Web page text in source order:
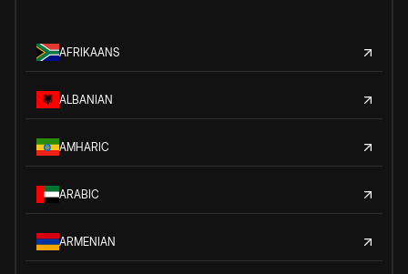
AFRIKAANS
ALBANIAN
AMHARIC
ARABIC
ARMENIAN